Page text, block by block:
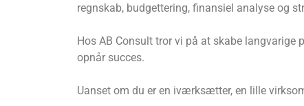
regnskab, budgettering, finansiel analyse og
Hos AB Consult tror vi på at skabe langvarige
opnår succes.
Uanset om du er en iværksætter, en lille